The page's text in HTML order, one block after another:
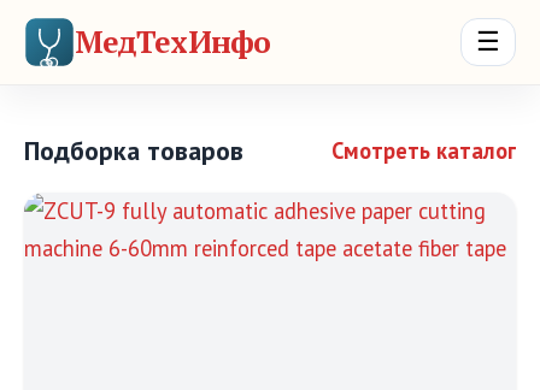
МедТехИнфо ☰
Подборка товаров Смотреть каталог